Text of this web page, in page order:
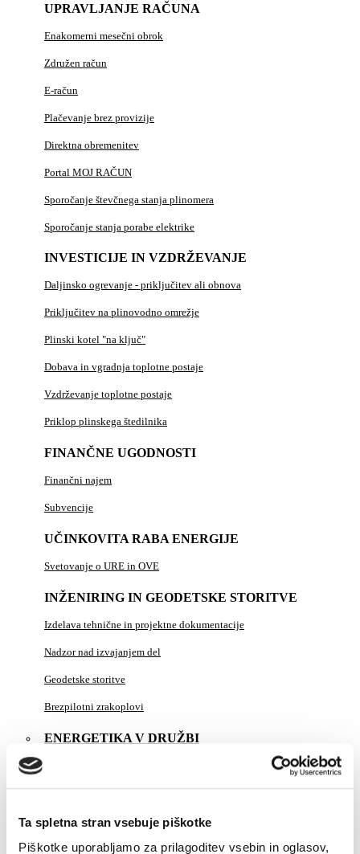
Ta spletna stran vsebuje piškotke
Piškotke uporabljamo za prilagoditev vsebin in oglasov,
UPRAVLJANJE RAČUNA
Enakomerni mesečni obrok
Združen račun
E-račun
Plačevanje brez provizije
Direktna obremenitev
Portal MOJ RAČUN
Sporočanje števčnega stanja plinomera
Sporočanje stanja porabe elektrike
INVESTICIJE IN VZDRŽEVANJE
Daljinsko ogrevanje - priključitev ali obnova
Priključitev na plinovodno omrežje
Plinski kotel "na ključ"
Dobava in vgradnja toplotne postaje
Vzdrževanje toplotne postaje
Priklop plinskega štedilnika
FINANČNE UGODNOSTI
Finančni najem
Subvencije
UČINKOVITA RABA ENERGIJE
Svetovanje o URE in OVE
INŽENIRING IN GEODETSKE STORITVE
Izdelava tehnične in projektne dokumentacije
Nadzor nad izvajanjem del
Geodetske storitve
Brezpilotni zrakoplovi
ENERGETIKA V DRUŽBI
ZA PODJETJA